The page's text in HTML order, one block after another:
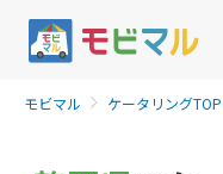
モビマル ケータリングTOP